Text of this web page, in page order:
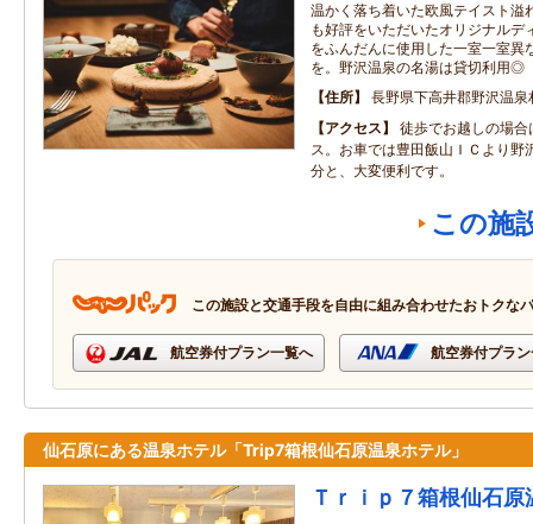
温かく落ち着いた欧風テイスト溢
も好評をいただいたオリジナルデ
をふんだんに使用した一室一室異
を。野沢温泉の名湯は貸切利用◎
住所
長野県下高井郡野沢温泉
アクセス
徒歩でお越しの場
ス。お車では豊田飯山ＩＣより野
分と、大変便利です。
この施
この施設と交通手段を自由に組み合わせたおトクな
航空券付プラン一覧へ 航空券付プラ
仙石原にある温泉ホテル「Trip7箱根仙石原温泉ホテル」
Ｔｒｉｐ７箱根仙石原